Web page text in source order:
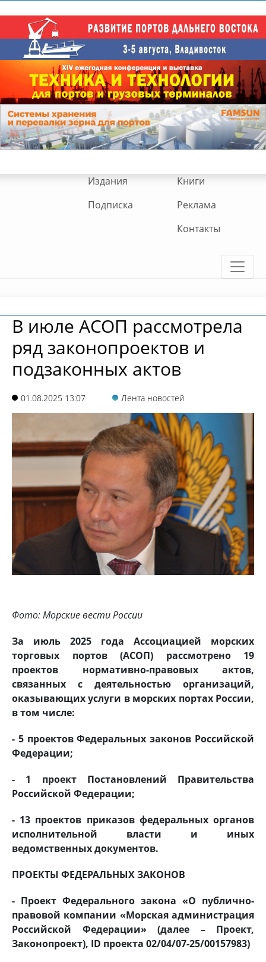
Издания
Книги
Подписка
Реклама
Контакты
В июле АСОП рассмотрела
ряд законопроектов и
подзаконных актов
01.08.2025 13:07 Лента новостей
Фото: Морские вести России
За июль 2025 года Ассоциацией морских
торговых портов (АСОП) рассмотрено 19
проектов нормативно-правовых актов,
связанных с деятельностью организаций,
оказывающих услуги в морских портах России,
в том числе:
- 5 проектов Федеральных законов Российской
Федерации;
- 1 проект Постановлений Правительства
Российской Федерации;
- 13 проектов приказов федеральных органов
исполнительной власти и иных
ведомственных документов.
ПРОЕКТЫ ФЕДЕРАЛЬНЫХ ЗАКОНОВ
- Проект Федерального закона «О публично-
правовой компании «Морская администрация
Российской Федерации» (далее – Проект,
Законопроект), ID проекта 02/04/07-25/00157983)